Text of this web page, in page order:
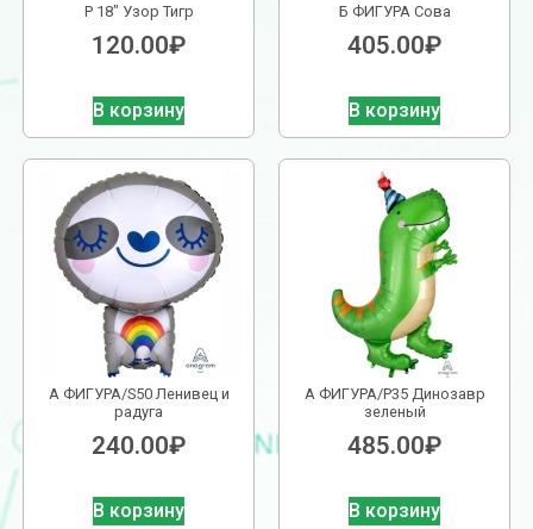
Р 18″ Узор Тигр
120.00₽
В корзину
Б ФИГУРА Сова
405.00₽
В корзину
А ФИГУРА/S50 Ленивец и
радуга
240.00₽
В корзину
А ФИГУРА/P35 Динозавр
зеленый
485.00₽
В корзину